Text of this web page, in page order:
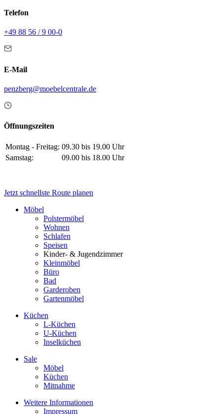
Telefon
+49 88 56 / 9 00-0
E-Mail
penzberg@moebelcentrale.de
Öffnungszeiten
Montag - Freitag: 09.30 bis 19.00 Uhr
Samstag:
09.00 bis 18.00 Uhr
Jetzt schnellste Route planen
Möbel
Polstermöbel
Wohnen
Schlafen
Speisen
Kinder- & Jugendzimmer
Kleinmöbel
Büro
Bad
Garderoben
Gartenmöbel
Küchen
L-Küchen
U-Küchen
Inselküchen
Sale
Möbel
Küchen
Mitnahme
Weitere Informationen
Impressum